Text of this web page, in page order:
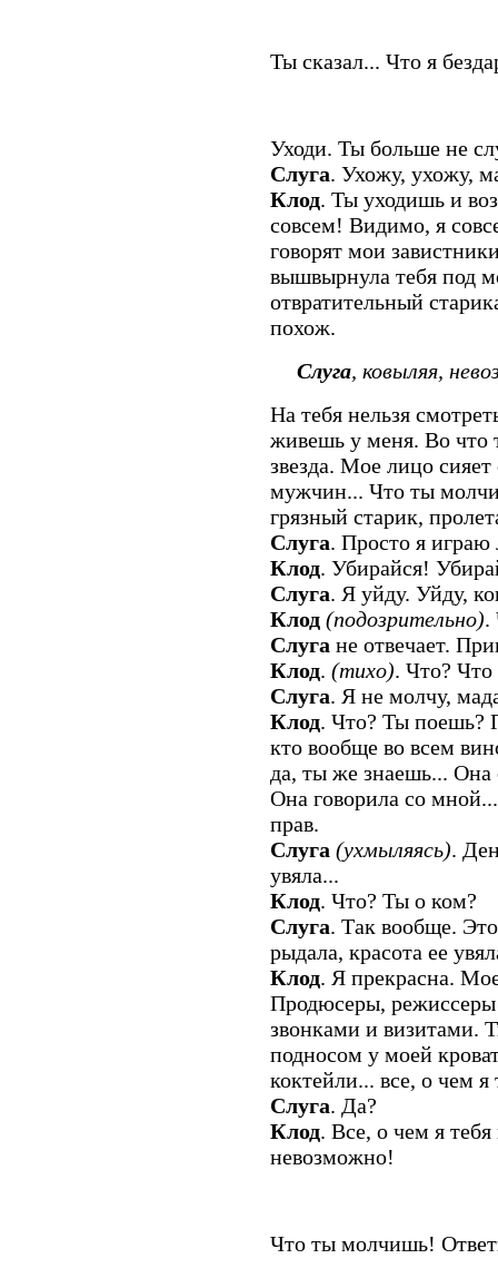
Ты сказал... Что я
Уходи. Ты больше не
Слуга. Ухожу, ухожу,
Клод. Ты уходишь и
совсем! Видимо, я
говорят мои
вышвырнула тебя под
отвратительный
похож.
Слуга, ковыляя,
На тебя нельзя
живешь у меня. Во что
звезда. Мое лицо
мужчин... Что ты
грязный старик,
Слуга. Просто я
Клод. Убирайся!
Слуга. Я уйду. Уйду,
Клод (подозрительно).
Слуга не отвечает.
Клод. (тихо). Что?
Слуга. Я не молчу,
Клод. Что? Ты поешь?
кто вообще во всем
да, ты же знаешь... Она
Она говорила со
прав.
Слуга (ухмыляясь).
увяла...
Клод. Что? Ты о ком?
Слуга. Так вообще.
рыдала, красота ее
Клод. Я прекрасна.
Продюсеры,
звонками и визитами.
подносом у моей
коктейли... все, о чем я
Слуга. Да?
Клод. Все, о чем я
невозможно!
Что ты молчишь!